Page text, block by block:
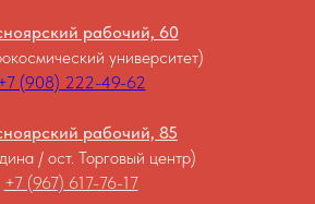
рабочий, 60
университет)
(908) 222-49-62
рабочий, 85
/ ост. Торговый центр)
+7 (967) 617-76-17